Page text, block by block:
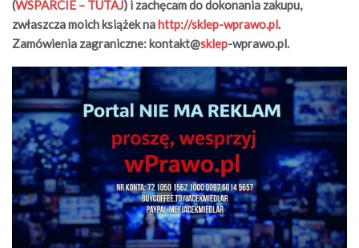
(WSPARCIE – TUTAJ) i zachęcam do dokonania zakupu,
zwłaszcza moich książek nahttp://sklep-wprawo.pl.
Zamówienia zagraniczne: kontakt@sklep-wprawo.pl.